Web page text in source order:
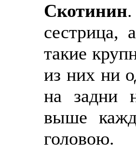
Скотинин
сестрица,
такие
из них ни
на задни
выше
головою.